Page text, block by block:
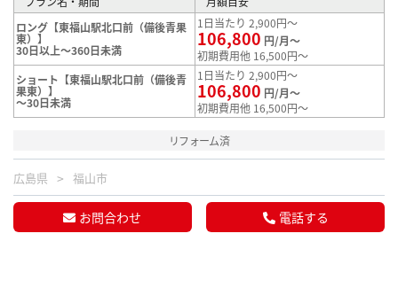
ロング【東福山駅北口前（備後青果
東）】
30日以上～360日未満
1日当たり 2,900円～
106,800 円/月～
初期費用他 16,500円～
ショート【東福山駅北口前（備後青
果東）】
～30日未満
1日当たり 2,900円～
106,800 円/月～
初期費用他 16,500円～
リフォーム済
広島県 福山市
お問合わせ 電話する